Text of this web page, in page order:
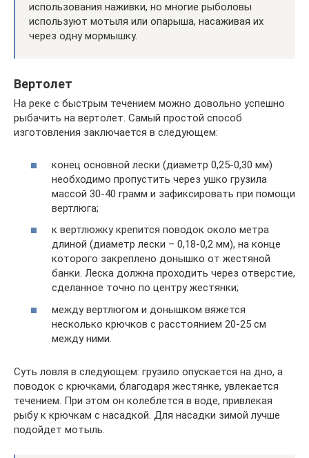
использования наживки, но многие рыболовы
используют мотыля или опарыша, насаживая их
через одну мормышку.
Вертолет
На реке с быстрым течением можно довольно успешно
рыбачить на вертолет. Самый простой способ
изготовления заключается в следующем:
конец основной лески (диаметр 0,25-0,30 мм)
необходимо пропустить через ушко грузила
массой 30-40 грамм и зафиксировать при помощи
вертлюга;
к вертлюжку крепится поводок около метра
длиной (диаметр лески – 0,18-0,2 мм), на конце
которого закреплено донышко от жестяной
банки. Леска должна проходить через отверстие,
сделанное точно по центру жестянки;
между вертлюгом и донышком вяжется
несколько крючков с расстоянием 20-25 см
между ними.
Суть ловля в следующем: грузило опускается на дно, а
поводок с крючками, благодаря жестянке, увлекается
течением. При этом он колеблется в воде, привлекая
рыбу к крючкам с насадкой. Для насадки зимой лучше
подойдет мотыль.